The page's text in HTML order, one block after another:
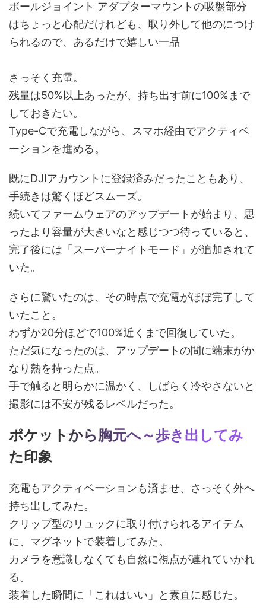
ボールジョイント アダプターマウントの吸盤部分
はちょっと心配だけれども、取り外して他のにつけ
られるので、あるだけで嬉しい一品
さっそく充電。
残量は50%以上あったが、持ち出す前に100%まで
しておきたい。
Type-Cで充電しながら、スマホ経由でアクティベ
ーションを進める。
既にDJIアカウントに登録済みだったこともあり、
手続きは驚くほどスムーズ。
続いてファームウェアのアップデートが始まり、思
ったより容量が大きいなと感じつつ待っていると、
完了後には「スーパーナイトモード」が追加されて
いた。
さらに驚いたのは、その時点で充電がほぼ完了して
いたこと。
わずか20分ほどで100%近くまで回復していた。
ただ気になったのは、アップデートの間に端末がか
なり熱を持った点。
手で触ると明らかに温かく、しばらく冷やさないと
撮影には不安が残るレベルだった。
ポケットから胸元へ～歩き出してみ
た印象
充電もアクティベーションも済ませ、さっそく外へ
持ち出してみた。
クリップ型のリュックに取り付けられるアイテム
に、マグネットで装着してみた。
カメラを意識しなくても自然に視点が連れていかれ
る。
装着した瞬間に「これはいい」と素直に感じた。